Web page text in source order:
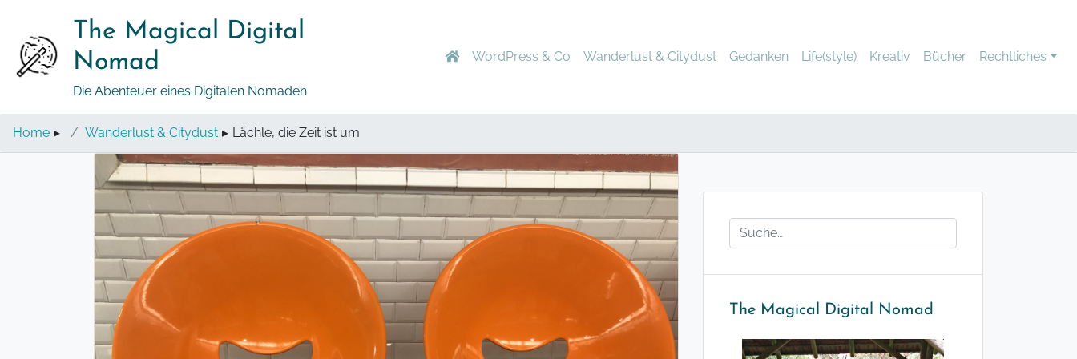
Inhalt
The Magical Digital
Nomad
Die Abenteuer eines Digitalen Nomaden
WordPress & Co Wanderlust & Citydust Gedanken Life(style) Kreativ Bücher Rechtliches
Home ▸ Wanderlust & Citydust ▸ Lächle, die Zeit ist um
The Magical Digital Nomad